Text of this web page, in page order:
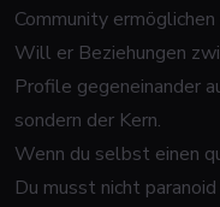
Community
Will er Beziehungen
Profile gegeneinander
sondern der Kern.
Wenn du selbst einen
Du musst nicht